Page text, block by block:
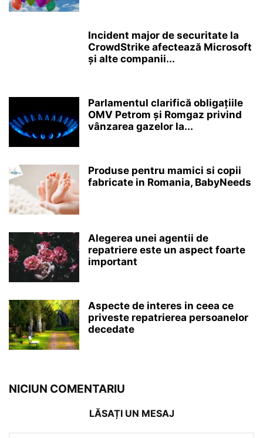
Incident major de securitate la
CrowdStrike afectează Microsoft
și alte companii...
Parlamentul clarifică obligațiile
OMV Petrom și Romgaz privind
vânzarea gazelor la...
Produse pentru mamici si copii
fabricate in Romania, BabyNeeds
Alegerea unei agentii de
repatriere este un aspect foarte
important
Aspecte de interes in ceea ce
priveste repatrierea persoanelor
decedate
NICIUN COMENTARIU
LĂSAȚI UN MESAJ